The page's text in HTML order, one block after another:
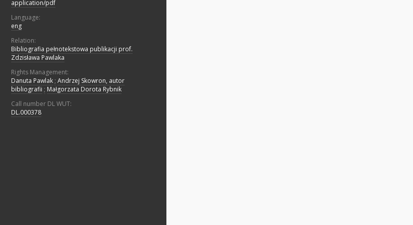
application/pdf
Language:
eng
Relation:
Bibliografia pełnotekstowa publikacji prof.
Zdzisława Pawlaka
Rights Management:
Danuta Pawlak ; Andrzej Skowron, autor
bibliografii ; Małgorzata Dorota Rybnik
Call number DL WUT:
DL.000378